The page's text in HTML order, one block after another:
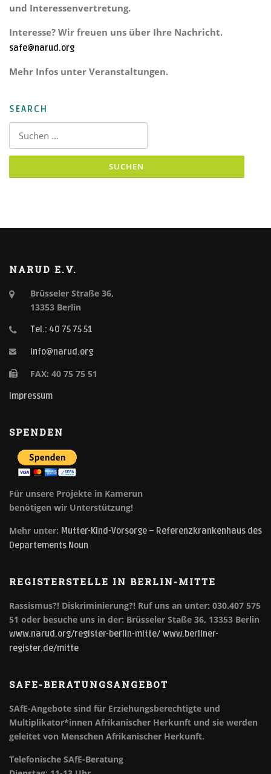
und Interessenvertretung.
Interesse? Wir freuen uns über Ihre Nachricht.
safe@narud.org
Mehr Infos unter Veranstaltungen.
SEARCH
Suchen nach:
NARUD E.V.
Brüsseler Straße 36,
13353 Berlin
Tel.: 40 75 75 51
info@narud.org
FAX: 40 75 75 51
Impressum
SPENDEN
Für unsere Projekte in Kamerun
benötigen wir Unterstützung!
Mehr unter: Mutter-Kind-Vorsorge – Referenzkrankenhaus des
Departements Noun
REGISTERSTELLE IN BERLIN-MITTE
Rassismus?! Diskriminierung?! Ruf uns an unter: 030.407 575
51 oder besuche uns in der: Brüsseler Staße 36, 13353 Berlin
www.narud.org/register-berlin-mitte/ www.berliner-
register.de/mitte
SAFE-BERATUNGSANGEBOT
SAfE-Angebote sind für Erziehungsberechtigte und
Multiplikator*innen Afrikanischer Herkunft und sie werden
geleitet von Menschen Afrikanischer Herkunft.
Telefonische SAfE-Beratung